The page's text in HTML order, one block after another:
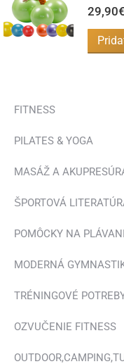
29,90€
FITNESS
PILATES & YOGA
MASÁŽ A
ŠPORTOVÁ
POMÔCKY NA
MODERNÁ
TRÉNINGOVÉ
OZVUČENIE FITNESS